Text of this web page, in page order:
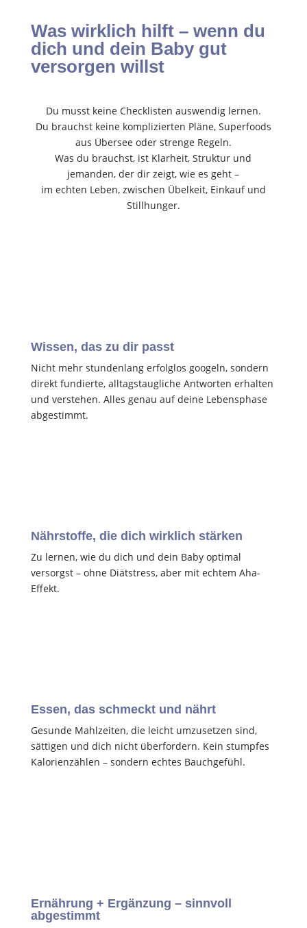
Was wirklich hilft – wenn du
dich und dein Baby gut
versorgen willst
Du musst keine Checklisten auswendig lernen.
Du brauchst keine komplizierten Pläne, Superfoods
aus Übersee oder strenge Regeln.
Was du brauchst, ist Klarheit, Struktur und
jemanden, der dir zeigt, wie es geht –
im echten Leben, zwischen Übelkeit, Einkauf und
Stillhunger.
Wissen, das zu dir passt
Nicht mehr stundenlang erfolglos googeln, sondern
direkt fundierte, alltagstaugliche Antworten erhalten
und verstehen. Alles genau auf deine Lebensphase
abgestimmt.
Nährstoffe, die dich wirklich stärken
Zu lernen, wie du dich und dein Baby optimal
versorgst – ohne Diätstress, aber mit echtem Aha-
Effekt.
Essen, das schmeckt und nährt
Gesunde Mahlzeiten, die leicht umzusetzen sind,
sättigen und dich nicht überfordern. Kein stumpfes
Kalorienzählen – sondern echtes Bauchgefühl.
Ernährung + Ergänzung – sinnvoll
abgestimmt